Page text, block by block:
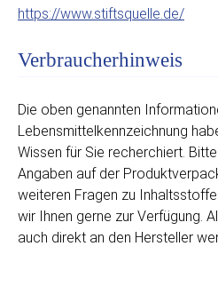
https://www.stiftsquelle.de/
Verbraucherhinweis
Die oben genannten
Lebensmittelkennzeichnung
Wissen für Sie recherchiert.
Angaben auf der
weiteren Fragen zu
wir Ihnen gerne zur Verfügung.
auch direkt an den Hersteller